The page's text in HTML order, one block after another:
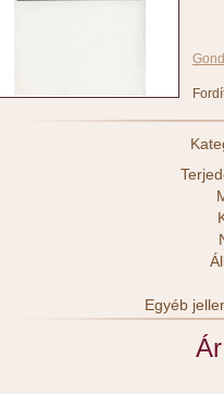
Egyéb